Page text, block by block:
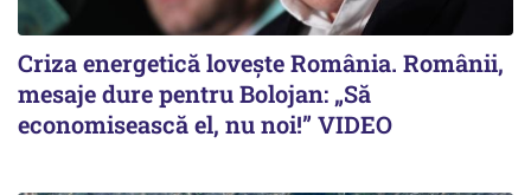
Criza energetică lovește România. Românii,
mesaje dure pentru Bolojan: „Să
economisească el, nu noi!” VIDEO